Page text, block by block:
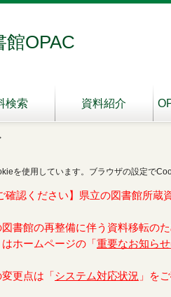
OPAC
検索 資料紹介
を使用しています。ブラウザの設定で
確認ください】県立の図書館所蔵
書館の再整備に伴う資料移転の
ホームページの「 重要なお知ら
更点は「 システム対応状況 」を